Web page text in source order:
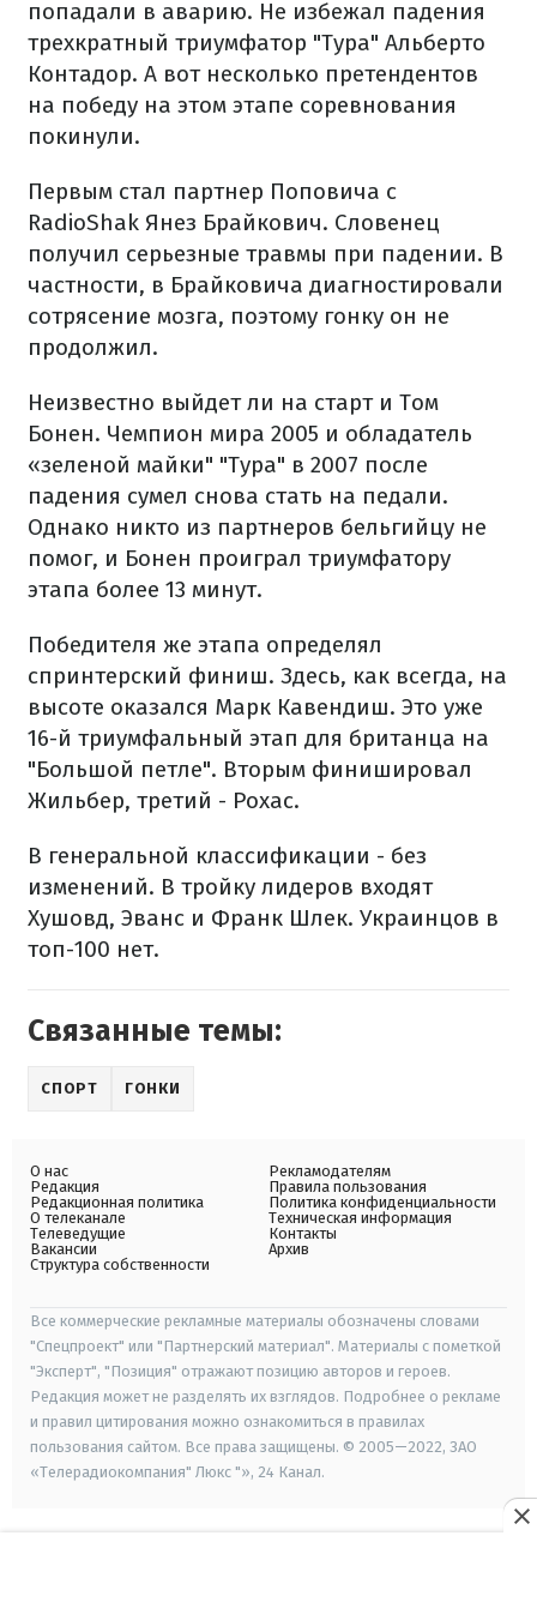
попадали в аварию. Не избежал падения
трехкратный триумфатор "Тура" Альберто
Контадор. А вот несколько претендентов
на победу на этом этапе соревнования
покинули.
Первым стал партнер Поповича с
RadioShak Янез Брайкович. Словенец
получил серьезные травмы при падении. В
частности, в Брайковича диагностировали
сотрясение мозга, поэтому гонку он не
продолжил.
Неизвестно выйдет ли на старт и Том
Бонен. Чемпион мира 2005 и обладатель
«зеленой майки" "Тура" в 2007 после
падения сумел снова стать на педали.
Однако никто из партнеров бельгийцу не
помог, и Бонен проиграл триумфатору
этапа более 13 минут.
Победителя же этапа определял
спринтерский финиш. Здесь, как всегда, на
высоте оказался Марк Кавендиш. Это уже
16-й триумфальный этап для британца на
"Большой петле". Вторым финишировал
Жильбер, третий - Рохас.
В генеральной классификации - без
изменений. В тройку лидеров входят
Хушовд, Эванс и Франк Шлек. Украинцов в
топ-100 нет.
Связанные темы:
СПОРТ ГОНКИ
О нас
Редакция
Редакционная политика
О телеканале
Телеведущие
Вакансии
Структура собственности
Рекламодателям
Правила пользования
Политика конфиденциальности
Техническая информация
Контакты
Архив
Все коммерческие рекламные материалы обозначены словами
"Спецпроект" или "Партнерский материал". Материалы с пометкой
"Эксперт", "Позиция" отражают позицию авторов и героев.
Редакция может не разделять их взглядов. Подробнее о рекламе
и правил цитирования можно ознакомиться в правилах
пользования сайтом. Все права защищены. © 2005—2022, ЗАО
«Телерадиокомпания" Люкс "», 24 Канал.